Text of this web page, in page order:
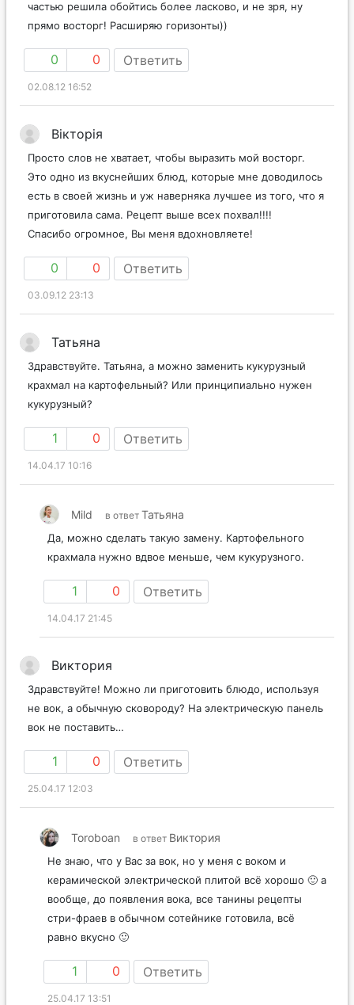
частью решила обойтись более ласково, и не зря, ну
прямо восторг! Расширяю горизонты))
0 0 Ответить
02.08.12 16:52
Вікторія
Просто слов не хватает, чтобы выразить мой восторг.
Это одно из вкуснейших блюд, которые мне доводилось
есть в своей жизнь и уж наверняка лучшее из того, что я
приготовила сама. Рецепт выше всех похвал!!!!
Спасибо огромное, Вы меня вдохновляете!
0 0 Ответить
03.09.12 23:13
Татьяна
Здравствуйте. Татьяна, а можно заменить кукурузный
крахмал на картофельный? Или принципиально нужен
кукурузный?
1 0 Ответить
14.04.17 10:16
Mild в ответ Татьяна
Да, можно сделать такую замену. Картофельного
крахмала нужно вдвое меньше, чем кукурузного.
1 0 Ответить
14.04.17 21:45
Виктория
Здравствуйте! Можно ли приготовить блюдо, используя
не вок, а обычную сковороду? На электрическую панель
вок не поставить…
1 0 Ответить
25.04.17 12:03
Toroboan в ответ Виктория
Не знаю, что у Вас за вок, но у меня с воком и
керамической электрической плитой всё хорошо 🙂 а
вообще, до появления вока, все танины рецепты
стри-фраев в обычном сотейнике готовила, всё
равно вкусно 🙂
1 0 Ответить
25.04.17 13:51